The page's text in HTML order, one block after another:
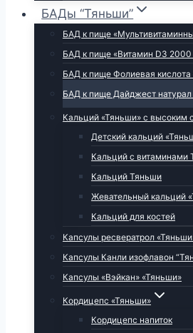
БАДы “Тяньши”
БАД к пище
БАД к пище «Витамин D3
БАД к пище Фолиевая
БАД к пище Дайджест натурал
Кальций «Тяньши» с высоким
Детский кальций
Кальций с витаминами
Кальций Тяньши
Жевательный кальций
Кальций для костей
Капсулы ресвератрол
Капсулы Канли изофлавон
Капсулы «Вэйкан» «Тяньши»
Кордицепс «Тяньши»
Кордицепс напиток